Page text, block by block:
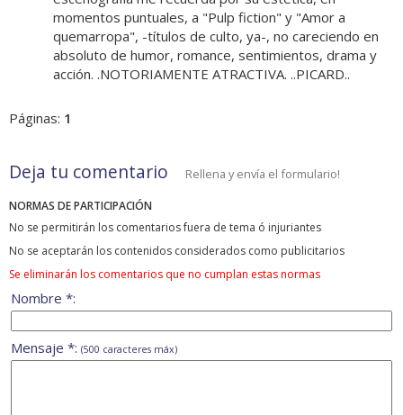
momentos puntuales, a "Pulp fiction" y "Amor a
quemarropa", -títulos de culto, ya-, no careciendo en
absoluto de humor, romance, sentimientos, drama y
acción. .NOTORIAMENTE ATRACTIVA. ..PICARD..
Páginas: 1
Deja tu comentario Rellena y envía el formulario!
NORMAS DE PARTICIPACIÓN
No se permitirán los comentarios fuera de tema ó injuriantes
No se aceptarán los contenidos considerados como publicitarios
Se eliminarán los comentarios que no cumplan estas normas
Nombre *:
Mensaje *: (500 caracteres máx)